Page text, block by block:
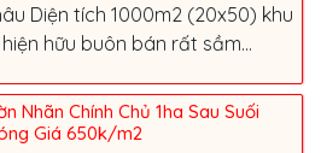
Diện tích 1000m2 (20x50) khu
hữu buôn bán rất sầm...
Nhãn Chính Chủ 1ha Sau Suối
Giá 650k/m2